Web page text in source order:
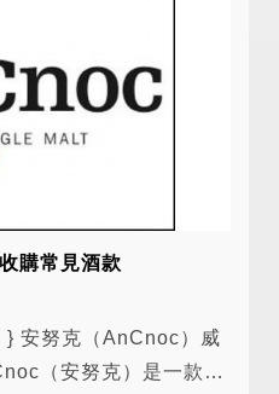
購常見酒款